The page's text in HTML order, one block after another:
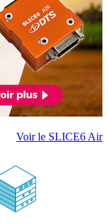
Voir le SLICE6 Air